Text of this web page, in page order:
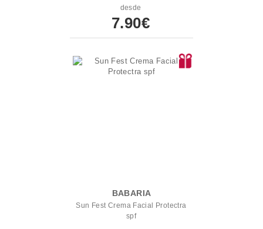
desde
7.90€
BABARIA
Sun Fest Crema Facial Protectra
spf